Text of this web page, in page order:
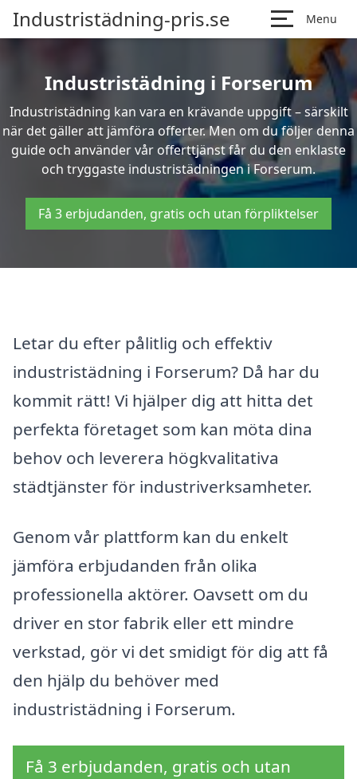
Industristädning-pris.se Menu
Industristädning i Forserum
Industristädning kan vara en krävande uppgift – särskilt
när det gäller att jämföra offerter. Men om du följer denna
guide och använder vår offerttjänst får du den enklaste
och tryggaste industristädningen i Forserum.
Få 3 erbjudanden, gratis och utan förpliktelser
Letar du efter pålitlig och effektiv
industristädning i Forserum? Då har du
kommit rätt! Vi hjälper dig att hitta det
perfekta företaget som kan möta dina
behov och leverera högkvalitativa
städtjänster för industriverksamheter.
Genom vår plattform kan du enkelt
jämföra erbjudanden från olika
professionella aktörer. Oavsett om du
driver en stor fabrik eller ett mindre
verkstad, gör vi det smidigt för dig att få
den hjälp du behöver med
industristädning i Forserum.
Få 3 erbjudanden, gratis och utan